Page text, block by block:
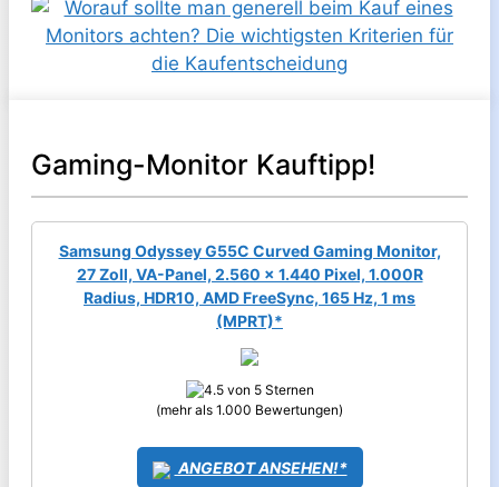
Gaming-Monitor Kauftipp!
Samsung Odyssey G55C Curved Gaming Monitor,
27 Zoll, VA-Panel, 2.560 x 1.440 Pixel, 1.000R
Radius, HDR10, AMD FreeSync, 165 Hz, 1 ms
(MPRT)*
(mehr als 1.000 Bewertungen)
ANGEBOT ANSEHEN!*